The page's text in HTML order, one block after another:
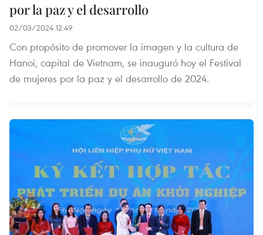
por la paz y el desarrollo
02/03/2024 12:49
Con propósito de promover la imagen y la cultura de
Hanoi, capital de Vietnam, se inauguró hoy el Festival
de mujeres por la paz y el desarrollo de 2024.